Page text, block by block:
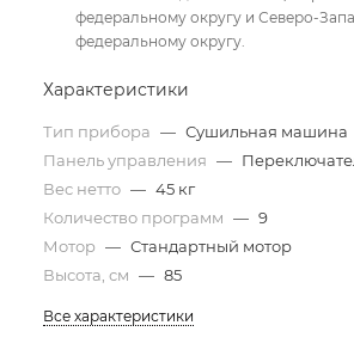
федеральному округу и Северо-
федеральному округу.
Характеристики
Тип прибора — Сушильная машина
Панель управления —
Вес нетто — 45 кг
Количество программ — 9
Мотор — Стандартный мотор
Высота, см — 85
Все характеристики